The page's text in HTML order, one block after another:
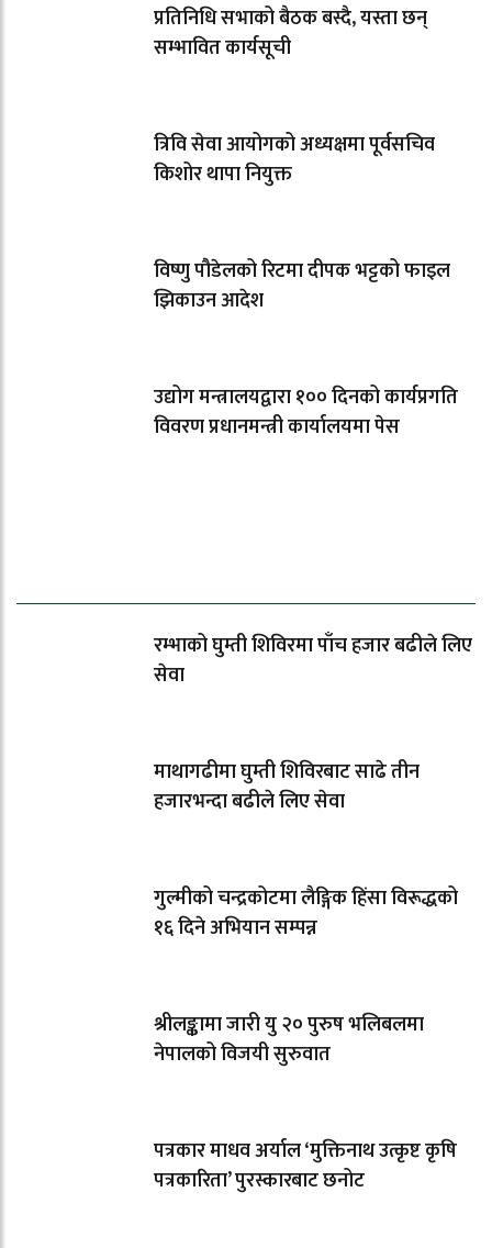
प्रतिनिधि सभाको बैठक बस्दै, यस्ता छन्
सम्भावित कार्यसूची
त्रिवि सेवा आयोगको अध्यक्षमा पूर्वसचिव
किशोर थापा नियुक्त
विष्णु पौडेलको रिटमा दीपक भट्टको फाइल
झिकाउन आदेश
उद्योग मन्त्रालयद्वारा १०० दिनको कार्यप्रगति
विवरण प्रधानमन्त्री कार्यालयमा पेस
रम्भाको घुम्ती शिविरमा पाँच हजार बढीले लिए
सेवा
माथागढीमा घुम्ती शिविरबाट साढे तीन
हजारभन्दा बढीले लिए सेवा
गुल्मीको चन्द्रकोटमा लैङ्गिक हिंसा विरूद्धको
१६ दिने अभियान सम्पन्न
श्रीलङ्कामा जारी यु २० पुरुष भलिबलमा
नेपालको विजयी सुरुवात
पत्रकार माधव अर्याल ‘मुक्तिनाथ उत्कृष्ट कृषि
पत्रकारिता’ पुरस्कारबाट छनोट